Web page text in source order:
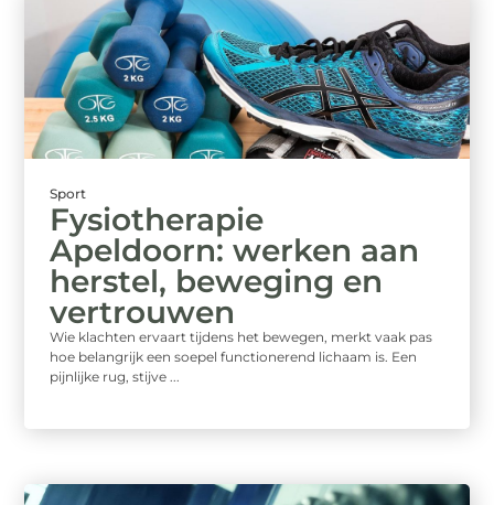
Sport
Fysiotherapie
Apeldoorn: werken aan
herstel, beweging en
vertrouwen
Wie klachten ervaart tijdens het bewegen, merkt vaak pas
hoe belangrijk een soepel functionerend lichaam is. Een
pijnlijke rug, stijve ...